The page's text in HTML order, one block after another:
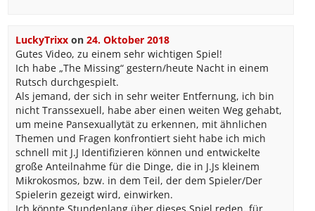
LuckyTrixxon 24. Oktober 2018
Gutes Video, zu einem sehr wichtigen Spiel!
Ich habe „The Missing“ gestern/heute Nacht in einem
Rutsch durchgespielt.
Als jemand, der sich in sehr weiter Entfernung, ich bin
nicht Transsexuell, habe aber einen weiten Weg gehabt,
um meine Pansexuallytät zu erkennen, mit ähnlichen
Themen und Fragen konfrontiert sieht habe ich mich
schnell mit J.J Identifizieren können und entwickelte
große Anteilnahme für die Dinge, die in J.Js kleinem
Mikrokosmos, bzw. in dem Teil, der dem Spieler/Der
Spielerin gezeigt wird, einwirken.